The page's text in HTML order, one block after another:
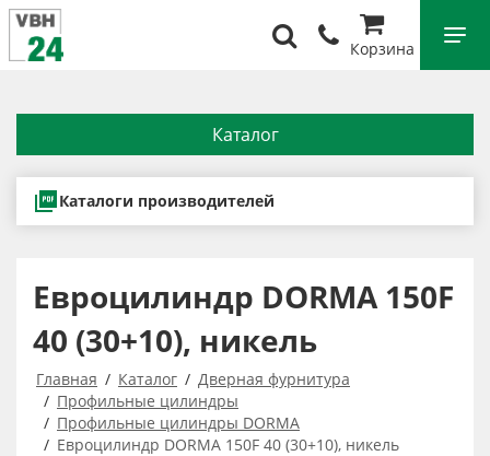
Корзина
Каталог
Каталоги производителей
Евроцилиндр DORMA 150F
40 (30+10), никель
Главная Каталог
Дверная фурнитура
Профильные цилиндры
Профильные цилиндры DORMA
Евроцилиндр DORMA 150F 40 (30+10), никель